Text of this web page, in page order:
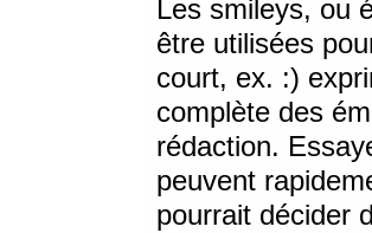
Les smileys, ou
être utilisées
court, ex. :)
complète des
rédaction.
peuvent
pourrait décider